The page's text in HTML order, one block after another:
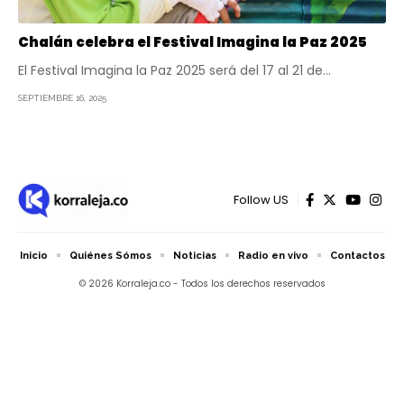
Chalán celebra el Festival Imagina la Paz 2025
El Festival Imagina la Paz 2025 será del 17 al 21 de…
SEPTIEMBRE 16, 2025
Follow US
© 2026 Korraleja.co - Todos los derechos reservados
Inicio Quiénes Sómos Noticias Radio en vivo Contactos